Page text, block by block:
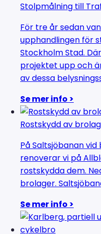
Stolpmålning till
För tre år sedan
upphandlingen för
Stockholm Stad.
projektet upp och
av dessa
Se mer info >
Rostskydd av
På Saltsjöbanan
renoverar vi på
rostskydda dem.
brolager.
Se mer info >